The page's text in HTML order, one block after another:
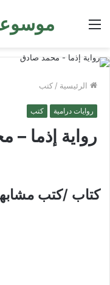
القائمة
الرئيسية / كتب
روايات درامية كتب
رواية إذما
كتاب /كتب